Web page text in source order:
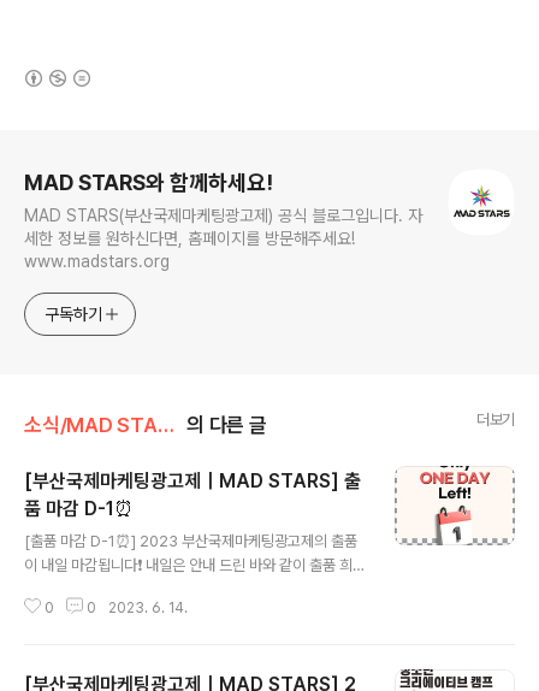
MAD STARS와 함께하세요!
MAD STARS(부산국제마케팅광고제) 공식 블로그입니다. 자
세한 정보를 원하신다면, 홈페이지를 방문해주세요!
www.madstars.org
구독하기
소식/MAD STARS 소식 의 다른 글 더보기
[부산국제마케팅광고제｜MAD STARS] 출
품 마감 D-1⏰
[출품 마감 D-1⏰] 2023 부산국제마케팅광고제의 출품
이 내일 마감됩니다❗ 내일은 안내 드린 바와 같이 출품 희망
도 있습니다. 더 이상 출품을 미루지 마세요! 올해의 주인공
e a high volume of entries, potentially leading to
0 0 2023. 6. 14.
[부산국제마케팅광고제｜MAD STARS] 2